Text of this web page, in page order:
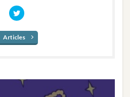
Articles